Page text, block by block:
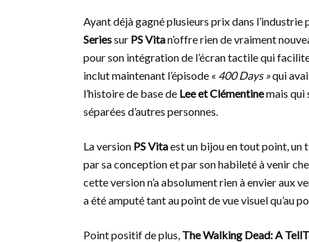
Ayant déjà gagné plusieurs prix dans l’industrie
Seriessur PS Vitan’offre rien de vraiment
pour son intégration de l’écran tactile qui
inclut maintenant l’épisode « 400 Days »qui
l’histoire de base de Lee et Clémentinemais qui
séparées d’autres personnes.
La version PS Vitaest un bijou en tout point,
par sa conception et par son habileté à venir
cette version n’a absolument rien à envier aux
a été amputé tant au point de vue visuel qu’au
Point positif de plus, The Walking Dead: A